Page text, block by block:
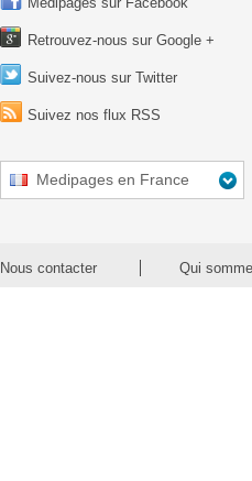
Retrouvez-nous sur Google +
Suivez-nous sur Twitter
Suivez nos flux RSS
Medipages en France
Nous contacter Qui